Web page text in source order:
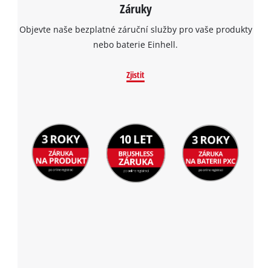
Záruky
Objevte naše bezplatné záruční služby pro vaše produkty
nebo baterie Einhell.
Zjistit